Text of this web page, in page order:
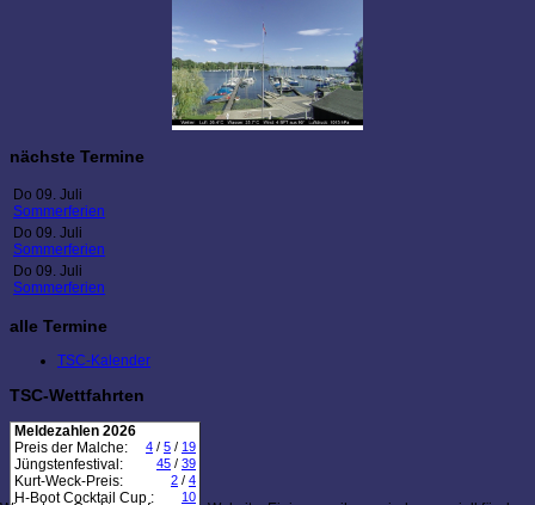
nächste Termine
Do 09. Juli
Sommerferien
Do 09. Juli
Sommerferien
Do 09. Juli
Sommerferien
alle Termine
TSC-Kalender
TSC-Wettfahrten
Meldezahlen 2026
Preis der Malche:
4 / 5 / 19
Jüngstenfestival: 45 / 39
Kurt-Weck-Preis: 2 / 4
H-Boot Cocktail Cup : 10